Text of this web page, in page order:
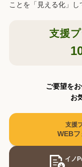
ことを「見える化」し
支援
ご要望を
お
支援
WEB
イノ